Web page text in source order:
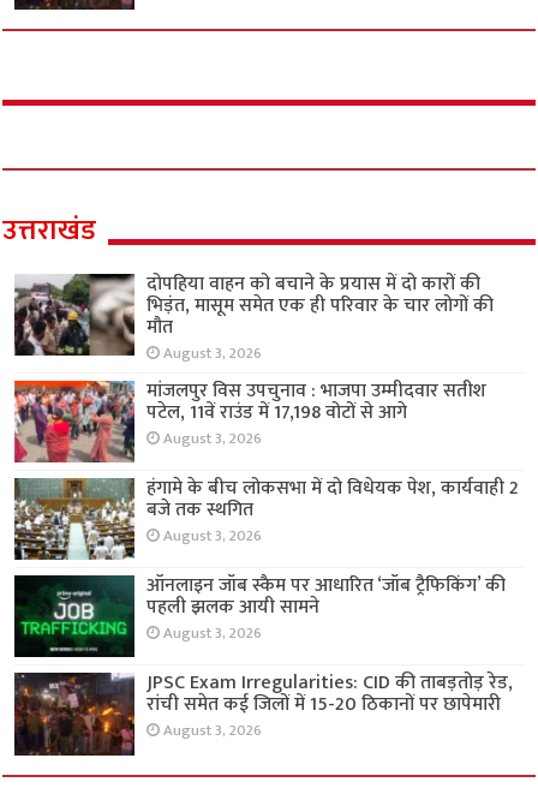
उत्तराखंड
दोपहिया वाहन को बचाने के प्रयास में दो कारों की
भिड़ंत, मासूम समेत एक ही परिवार के चार लोगों की
मौत
August 3, 2026
मांजलपुर विस उपचुनाव : भाजपा उम्मीदवार सतीश
पटेल, 11वें राउंड में 17,198 वोटों से आगे
August 3, 2026
हंगामे के बीच लोकसभा में दो विधेयक पेश, कार्यवाही 2
बजे तक स्थगित
August 3, 2026
ऑनलाइन जॉब स्कैम पर आधारित ‘जॉब ट्रैफिकिंग’ की
पहली झलक आयी सामने
August 3, 2026
JPSC Exam Irregularities: CID की ताबड़तोड़ रेड,
रांची समेत कई जिलों में 15-20 ठिकानों पर छापेमारी
August 3, 2026